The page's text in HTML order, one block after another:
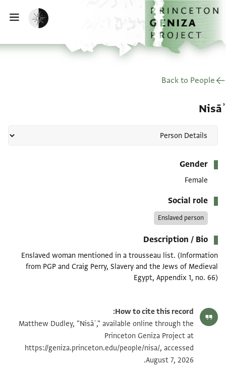
דילוג לתוכן
דף הבית
הפעלת מצב כהה
Back to People
Nisāʾ
Gender
Female
Social role
Enslaved person
Description / Bio
Enslaved woman mentioned in a trousseau list. (Information
from PGP and Craig Perry, Slavery and the Jews of Medieval
Egypt, Appendix 1, no. 66)
How to cite this record:
Matthew Dudley, "Nisāʾ," available online through the
Princeton Geniza Project at
https://geniza.princeton.edu/people/nisa/, accessed
August 7, 2026.